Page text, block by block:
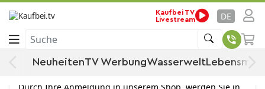
Kaufbei TV
Livestream
DE
Suche
NeuheitenTV WerbungWasserwelt
Anmelden
Konto eröffnen